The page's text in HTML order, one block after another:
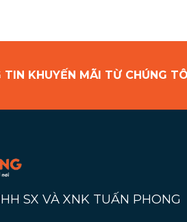
TIN KHUYẾN MÃI TỪ CHÚNG
SX VÀ XNK TUẤN PHONG